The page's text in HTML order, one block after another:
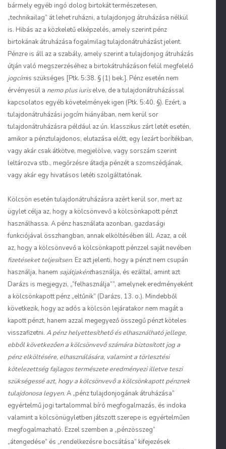
bármely egyéb ingó dolog birtokát természetesen,
„technikailag” át lehet ruházni, a tulajdonjog átruházása nélkül
is. Hibás az a közkeletű elképzelés, amely szerint pénz
birtokának átruházása fogalmilag tulajdonátruházást jelent.
Pénzre is áll az a szabály, amely szerint a tulajdonjog átruházás
útján való megszerzéséhez a birtokátruházáson felül megfelelő
jogcímis szükséges [Ptk. 5:38. § (1) bek.]. Pénz esetén nem
érvényesül a nemo plus iuriselve, de a tulajdonátruházással
kapcsolatos egyéb követelmények igen (Ptk. 5:40. §). Ezért, a
tulajdonátruházási jogcím hiányában, nem kerül sor
tulajdonátruházásra például az ún. klasszikus zárt letét esetén,
amikor a pénztulajdonos, elutazása előtt, egy lezárt borítékban,
vagy akár csak átkötve, megjelölve, vagy sorszám szerint
leltározva stb., megőrzésre átadja pénzét a szomszédjának,
vagy akár egy hivatásos letéti szolgáltatónak.
Kölcsön esetén tulajdonátruházásra azért kerül sor, mert az
ügylet célja az, hogy a kölcsönvevő a kölcsönkapott pénzt
használhassa. A pénz használata azonban, gazdasági
funkciójával összhangban, annak elköltésében áll. Azaz, a cél
az, hogy a kölcsönvevő a kölcsönkapott pénzzel saját nevében
fizetéseket teljesítsen. Ez azt jelenti, hogy a pénzt nem csupán
használja, hanem sajátjakénthasználja, és ezáltal, amint azt
Darázs is megjegyzi, „”felhasználja””, amelynek eredményeként
a kölcsönkapott pénz „eltűnik” (Darázs, 13. o.). Mindebből
következik, hogy az adós a kölcsön lejáratakor nem magát a
kapott pénzt, hanem azzal megegyező összegű pénzt köteles
visszafizetni. A pénz helyettesíthető és elhasználható jellege,
ebből következően a kölcsönvevő számára biztosított jog a
pénz elköltésére, elhasználására, valamint a törlesztési
kötelezettség fajlagos természete eredményezi illetve teszi
szükségessé azt, hogy a kölcsönvevő a kölcsönkapott pénznek
tulajdonosa legyen.A „pénz tulajdonjogának átruházása”
egyértelmű jogi tartalommal bíró megfogalmazás, és indoka
valamint a kölcsönügyletben játszott szerepe is egyértelműen
megfogalmazható. Ezzel szemben a „pénzösszeg”
„átengedése” és „rendelkezésre bocsátása” kifejezések